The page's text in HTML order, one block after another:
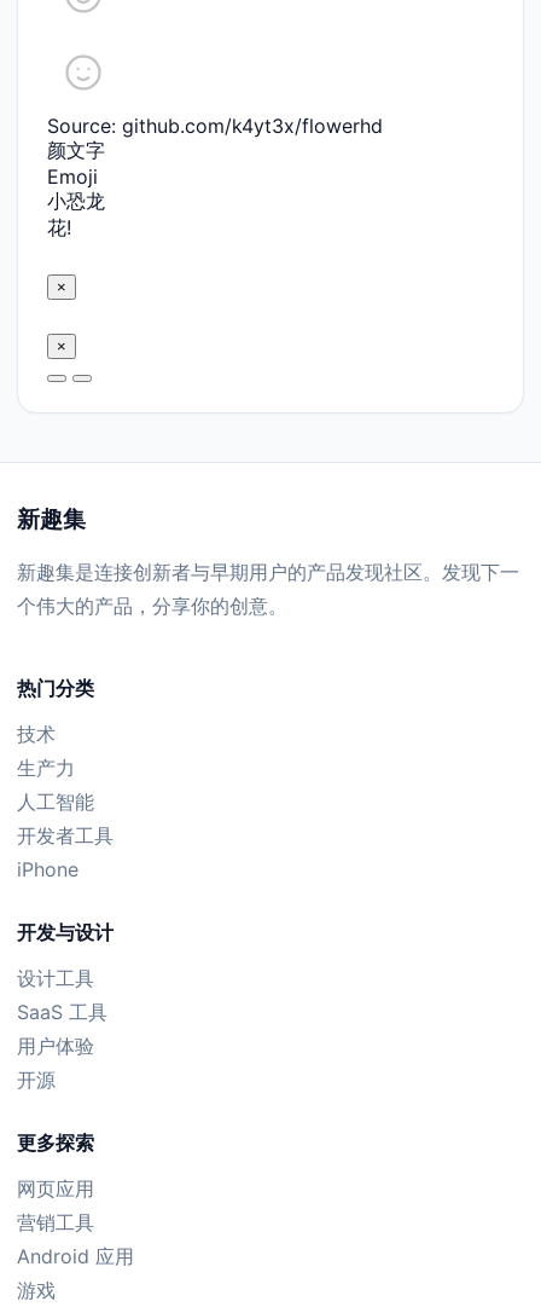
Source: github.com/k4yt3x/flowerhd
颜文字
Emoji
小恐龙
花!
×
×
新趣集
新趣集是连接创新者与早期用户的产品发现社区。发现下一
个伟大的产品，分享你的创意。
热门分类
技术
生产力
人工智能
开发者工具
iPhone
开发与设计
设计工具
SaaS 工具
用户体验
开源
更多探索
网页应用
营销工具
Android 应用
游戏